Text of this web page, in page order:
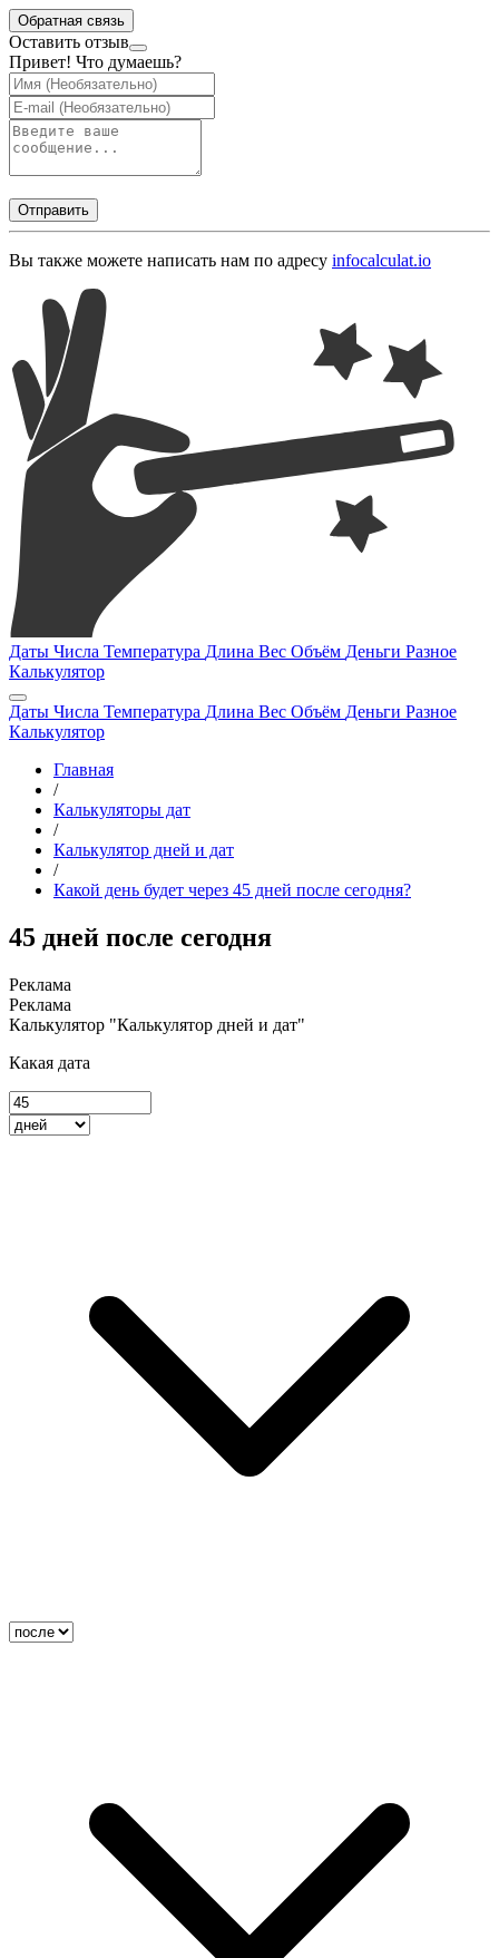
Обратная связь
Оставить отзыв
Привет! Что думаешь?
Отправить
Вы также можете написать нам по адресу infocalculat.io
Даты Числа Температура Длина Вес Объём Деньги Разное
Калькулятор
Даты Числа Температура Длина Вес Объём Деньги Разное
Калькулятор
Главная
/
Калькуляторы дат
/
Калькулятор дней и дат
/
Какой день будет через 45 дней после сегодня?
45 дней после сегодня
Калькулятор "Калькулятор дней и дат"
Какая дата